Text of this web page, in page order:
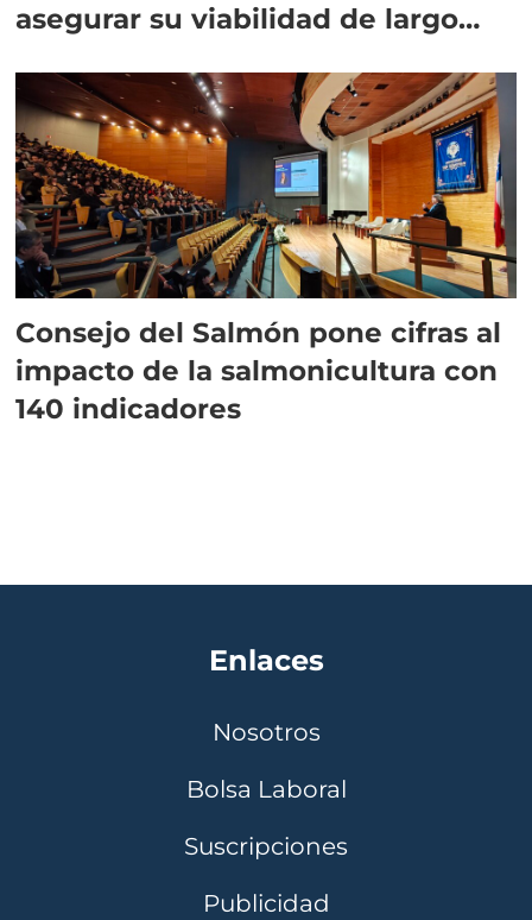
asegurar su viabilidad de largo
Consejo del Salmón pone cifras al
impacto de la salmonicultura con
140 indicadores
Enlaces
Nosotros
Bolsa Laboral
Suscripciones
Publicidad